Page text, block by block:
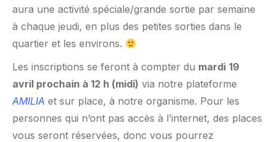
aura une activité spéciale/grande sortie par semaine
à chaque jeudi, en plus des petites sorties dans le
quartier et les environs.
Les inscriptions se feront à compter du mardi 19
avril prochain à 12 h (midi) via notre plateforme
AMILIA et sur place, à notre organisme. Pour les
personnes qui n’ont pas accès à l’internet, des places
vous seront réservées, donc vous pourrez